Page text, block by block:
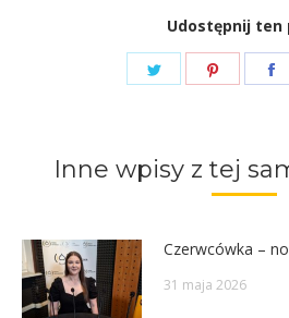
Udostępnij ten
Share
Share
Inne wpisy z tej
Czerwcówka –
31 maja 2026